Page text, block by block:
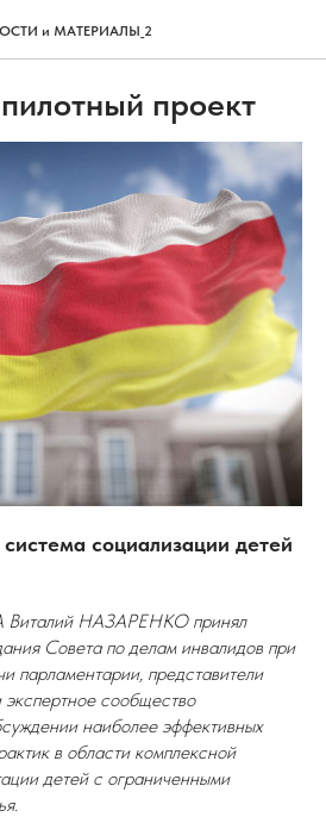
и МАТЕРИАЛЫ_2
проект
социализации детей
НАЗАРЕНКО принял
Совета по делам инвалидов при
парламентарии, представители
сообщество
наиболее эффективных
в области комплексной
детей с ограниченными